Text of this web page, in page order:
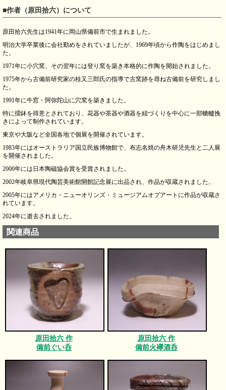
■作者（原田拾六）について
原田拾六先生は1941年に岡山県備前市で生まれました。
明治大学卒業後に会社勤めをされていましたが、1969年頃から作陶をはじめまし
た。
1971年に小穴窯、その翌年には登り窯を築き本格的に作陶を開始されました。
1975年から古備前研究家の桂又三郎氏の指導で古窯跡を尋ね古備前を研究しまし
た。
1991年に牛窓・阿弥陀山に穴窯を築きました。
特に擂鉢を得意とされており、花器や茶器や酒器を紐づくりを中心に一部轆轤挽
きによって制作されています。
東京や大阪など全国各地で個展を開催されています。
1983年にはオーストラリア国立民族博物館で、布志名焼の舟木研児先生と二人展
を開催されました。
2000年には日本陶磁協会賞を受賞されました。
2002年岐阜県現代陶芸美術館開館記念展に出品され、作品が収蔵されました。
2005年にはアメリカ・ニューオリンズ・ミュージアムオブアートに作品が収蔵さ
れています。
2024年に逝去されました。
関連商品
原田拾六 作
備前ぐい呑
原田拾六 作
備前火襷酒呑